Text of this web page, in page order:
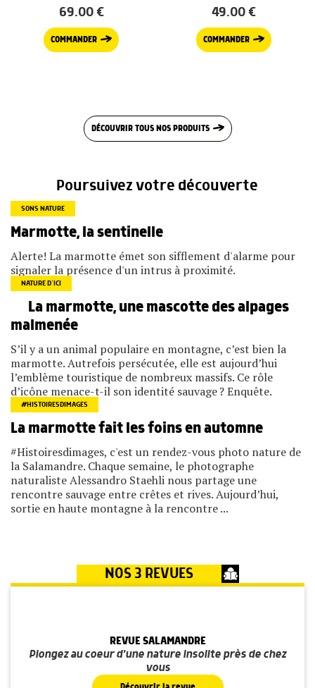
69.00€
COMMANDER
49.00€
COMMANDER
DÉCOUVRIR TOUS NOS PRODUITS
Poursuivez votre découverte
SONS NATURE
Marmotte, la sentinelle
Alerte! La marmotte émet son sifflement d'alarme pour
signaler la présence d'un intrus à proximité.
NATURE D’ICI
La marmotte, une mascotte des alpages
malmenée
S’il y a un animal populaire en montagne, c’est bien la
marmotte. Autrefois persécutée, elle est aujourd’hui
l’emblème touristique de nombreux massifs. Ce rôle
d’icône menace-t-il son identité sauvage ? Enquête.
#HISTOIRESDIMAGES
La marmotte fait les foins en automne
#Histoiresdimages, c'est un rendez-vous photo nature de
la Salamandre. Chaque semaine, le photographe
naturaliste Alessandro Staehli nous partage une
rencontre sauvage entre crêtes et rives. Aujourd’hui,
sortie en haute montagne à la rencontre ...
NOS 3 REVUES
REVUE SALAMANDRE
Plongez au coeur d'une nature insolite près de chez
vous